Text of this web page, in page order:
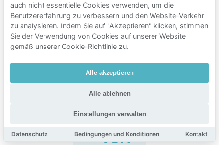
Häufig
gestellte
Fragen
zum
Parken
in
der
Nähe
von
auch nicht essentielle Cookies verwenden, um die
Benutzererfahrung zu verbessern und den Website-Verkehr
zu analysieren. Indem Sie auf "Akzeptieren" klicken, stimmen
Sie der Verwendung von Cookies auf unserer Website
gemäß unserer Cookie-Richtlinie zu.
Alle akzeptieren
Alle ablehnen
Einstellungen verwalten
Datenschutz Bedingungen und Konditionen Kontakt